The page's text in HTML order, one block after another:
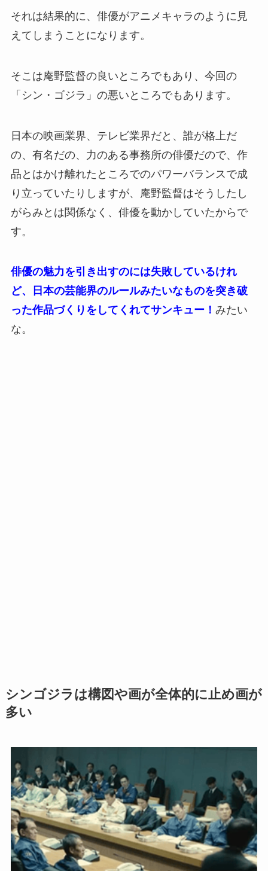
それは結果的に、俳優がアニメキャラのように見
えてしまうことになります。
そこは庵野監督の良いところでもあり、今回の
「シン・ゴジラ」の悪いところでもあります。
日本の映画業界、テレビ業界だと、誰が格上だ
の、有名だの、力のある事務所の俳優だので、作
品とはかけ離れたところでのパワーバランスで成
り立っていたりしますが、庵野監督はそうしたし
がらみとは関係なく、俳優を動かしていたからで
す。
俳優の魅力を引き出すのには失敗しているけれ
ど、日本の芸能界のルールみたいなものを突き破
った作品づくりをしてくれてサンキュー！ みたい
な。
シンゴジラは構図や画が全体的に止め画が
多い